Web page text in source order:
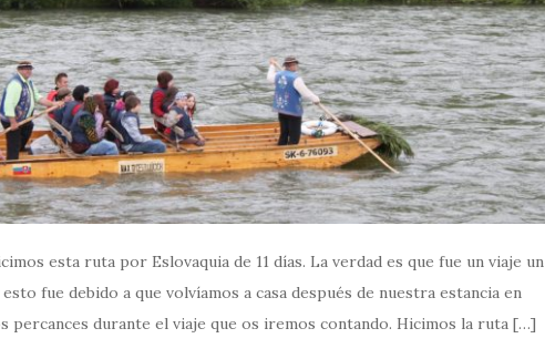
esta ruta por Eslovaquia de 11 días. La verdad es que fue un viaje un
fue debido a que volvíamos a casa después de nuestra estancia en
percances durante el viaje que os iremos contando. Hicimos la ruta […]